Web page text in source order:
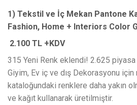
1) Tekstil ve İç Mekan Pantone
Fashion, Home + Interiors Color
2.100 TL +KDV
315 Yeni Renk eklendi! 2.625
Giyim, Ev iç ve dış Dekorasyonu
kataloğundaki renklere daha yakın
ve kağıt kullanarak üretilmiştir.